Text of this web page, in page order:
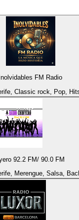
Inolvidables FM Radio
Classic rock, Pop,
92.2 FM/ 90.0 FM
Merengue, Salsa,